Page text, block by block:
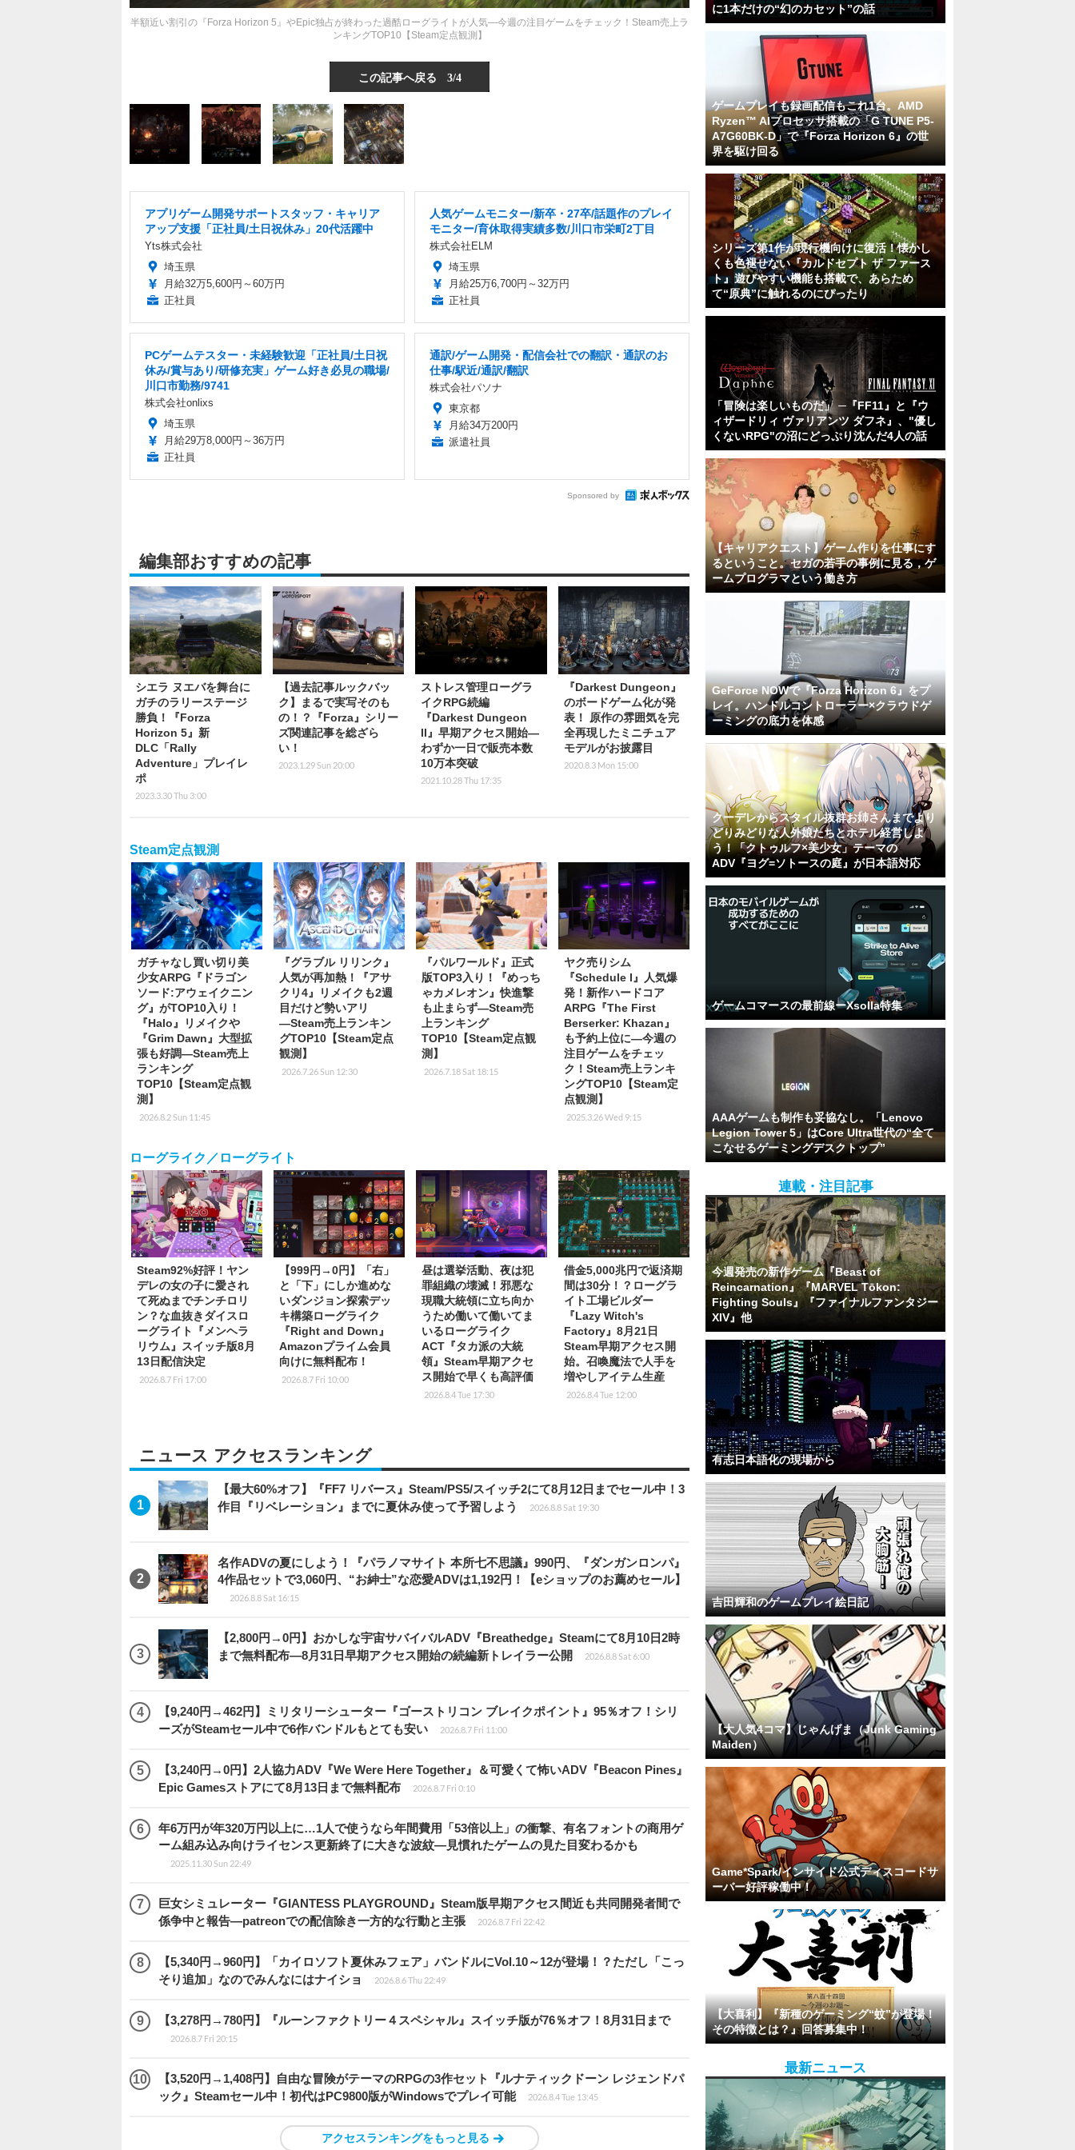
半額近い割引の『Forza Horizon 5』やEpic独占が終わった過酷ローグライトが人気―今週の注目ゲームをチェック！Steam売上ラ
ンキングTOP10【Steam定点観測】
この記事へ戻る 3/4
アプリゲーム開発サポートスタッフ・キャリア
アップ支援「正社員/土日祝休み」20代活躍中
Yts株式会社
埼玉県
月給32万5,600円～60万円
正社員
人気ゲームモニター/新卒・27卒/話題作のプレイ
モニター/育休取得実績多数/川口市栄町2丁目
株式会社ELM
埼玉県
月給25万6,700円～32万円
正社員
PCゲームテスター・未経験歓迎「正社員/土日祝
休み/賞与あり/研修充実」ゲーム好き必見の職場/
川口市勤務/9741
株式会社onlixs
埼玉県
月給29万8,000円～36万円
正社員
通訳/ゲーム開発・配信会社での翻訳・通訳のお
仕事/駅近/通訳/翻訳
株式会社パソナ
東京都
月給34万200円
派遣社員
Sponsored by
編集部おすすめの記事
シエラ ヌエバを舞台に
ガチのラリーステージ
勝負！『Forza
Horizon 5』新
DLC「Rally
Adventure」プレイレ
ポ
2023.3.30 Thu 3:00
【過去記事ルックバッ
ク】まるで実写そのも
の！？『Forza』シリー
ズ関連記事を総ざら
い！
2023.1.29 Sun 20:00
ストレス管理ローグラ
イクRPG続編
『Darkest Dungeon
II』早期アクセス開始―
わずか一日で販売本数
10万本突破
2021.10.28 Thu 17:35
『Darkest Dungeon』
のボードゲーム化が発
表！ 原作の雰囲気を完
全再現したミニチュア
モデルがお披露目
2020.8.3 Mon 15:00
Steam定点観測
ガチャなし買い切り美
少女ARPG『ドラゴン
ソード:アウェイクニン
グ』がTOP10入り！
『Halo』リメイクや
『Grim Dawn』大型拡
張も好調―Steam売上
ランキング
TOP10【Steam定点観
測】
2026.8.2 Sun 11:45
『グラブル リリンク』
人気が再加熱！『アサ
クリ4』リメイクも2週
目だけど勢いアリ
―Steam売上ランキン
グTOP10【Steam定点
観測】
2026.7.26 Sun 12:30
『パルワールド』正式
版TOP3入り！『めっち
ゃカメレオン』快進撃
も止まらず―Steam売
上ランキング
TOP10【Steam定点観
測】
2026.7.18 Sat 18:15
ヤク売りシム
『Schedule I』人気爆
発！新作ハードコア
ARPG『The First
Berserker: Khazan』
も予約上位に―今週の
注目ゲームをチェッ
ク！Steam売上ランキ
ングTOP10【Steam定
点観測】
2025.3.26 Wed 9:15
ローグライク／ローグライト
Steam92%好評！ヤン
デレの女の子に愛され
て死ぬまでチンチロリ
ン？な血抜きダイスロ
ーグライト『メンヘラ
リウム』スイッチ版8月
13日配信決定
2026.8.7 Fri 17:00
【999円→0円】「右」
と「下」にしか進めな
いダンジョン探索デッ
キ構築ローグライク
『Right and Down』
Amazonプライム会員
向けに無料配布！
2026.8.7 Fri 10:00
昼は選挙活動、夜は犯
罪組織の壊滅！邪悪な
現職大統領に立ち向か
うため働いて働いてま
いるローグライク
ACT『タカ派の大統
領』Steam早期アクセ
ス開始で早くも高評価
2026.8.4 Tue 17:30
借金5,000兆円で返済期
間は30分！？ローグラ
イト工場ビルダー
『Lazy Witch's
Factory』8月21日
Steam早期アクセス開
始。召喚魔法で人手を
増やしアイテム生産
2026.8.4 Tue 12:00
ニュース アクセスランキング
【最大60%オフ】『FF7 リバース』Steam/PS5/スイッチ2にて8月12日までセール中！3
作目『リベレーション』までに夏休み使って予習しよう
2026.8.8 Sat 19:30
名作ADVの夏にしよう！『パラノマサイト 本所七不思議』990円、『ダンガンロンパ』
4作品セットで3,060円、“お紳士”な恋愛ADVは1,192円！【eショップのお薦めセール】
2026.8.8 Sat 16:15
【2,800円→0円】おかしな宇宙サバイバルADV『Breathedge』Steamにて8月10日2時
まで無料配布―8月31日早期アクセス開始の続編新トレイラー公開
2026.8.8 Sat 6:00
【9,240円→462円】ミリタリーシューター『ゴーストリコン ブレイクポイント』95％オフ！シリ
ーズがSteamセール中で6作バンドルもとても安い
2026.8.7 Fri 11:00
【3,240円→0円】2人協力ADV『We Were Here Together』＆可愛くて怖いADV『Beacon Pines』
Epic Gamesストアにて8月13日まで無料配布
2026.8.7 Fri 0:10
年6万円が年320万円以上に…1人で使うなら年間費用「53倍以上」の衝撃、有名フォントの商用ゲ
ーム組み込み向けライセンス更新終了に大きな波紋―見慣れたゲームの見た目変わるかも
2025.11.30 Sun 22:49
巨女シミュレーター『GIANTESS PLAYGROUND』Steam版早期アクセス間近も共同開発者間で
係争中と報告―patreonでの配信除き一方的な行動と主張
2026.8.7 Fri 22:42
【5,340円→960円】「カイロソフト夏休みフェア」バンドルにVol.10～12が登場！？ただし「こっ
そり追加」なのでみんなにはナイショ
2026.8.6 Thu 22:49
【3,278円→780円】『ルーンファクトリー４スペシャル』スイッチ版が76％オフ！8月31日まで
2026.8.7 Fri 20:15
【3,520円→1,408円】自由な冒険がテーマのRPGの3作セット『ルナティックドーン レジェンドパ
ック』Steamセール中！初代はPC9800版がWindowsでプレイ可能
2026.8.4 Tue 13:45
アクセスランキングをもっと見る
に1本だけの“幻のカセット”の話
ゲームプレイも録画配信もこれ1台。AMD
Ryzen™ AIプロセッサ搭載の「G TUNE P5-
A7G60BK-D」で『Forza Horizon 6』の世
界を駆け回る
シリーズ第1作が現行機向けに復活！懐かし
くも色褪せない『カルドセプト ザ ファース
ト』遊びやすい機能も搭載で、あらため
て“原典”に触れるのにぴったり
「冒険は楽しいものだ」 ─『FF11』と『ウ
ィザードリィ ヴァリアンツ ダフネ』、"優し
くないRPG"の沼にどっぷり沈んだ4人の話
【キャリアクエスト】ゲーム作りを仕事にす
るということ。セガの若手の事例に見る，ゲ
ームプログラマという働き方
GeForce NOWで『Forza Horizon 6』をプ
レイ。ハンドルコントローラー×クラウドゲ
ーミングの底力を体感
クーデレからスタイル抜群お姉さんまでより
どりみどりな人外娘たちとホテル経営しよ
う！「クトゥルフ×美少女」テーマの
ADV『ヨグ=ソトースの庭』が日本語対応
ゲームコマースの最前線ーXsolla特集
AAAゲームも制作も妥協なし。「Lenovo
Legion Tower 5」はCore Ultra世代の“全て
こなせるゲーミングデスクトップ”
連載・注目記事
今週発売の新作ゲーム『Beast of
Reincarnation』『MARVEL Tōkon:
Fighting Souls』『ファイナルファンタジー
XIV』他
有志日本語化の現場から
吉田輝和のゲームプレイ絵日記
【大人気4コマ】じゃんげま（Junk Gaming
Maiden）
Game*Spark/インサイド公式ディスコードサ
ーバー好評稼働中！
【大喜利】『新種のゲーミング“蚊”が登場！
その特徴とは？』回答募集中！
最新ニュース